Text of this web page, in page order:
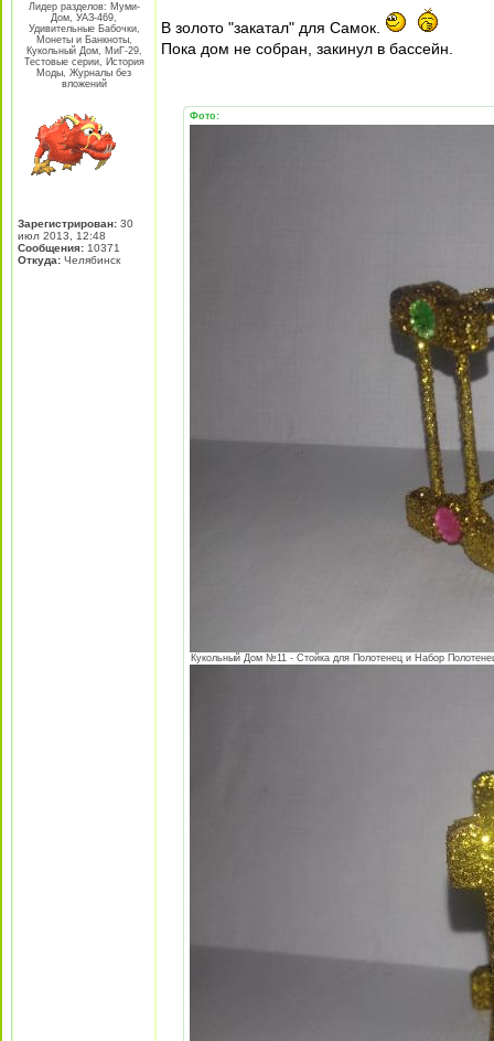
Лидер разделов: Муми-
Дом, УАЗ-469,
Удивительные Бабочки,
Монеты и Банкноты,
Кукольный Дом, МиГ-29,
Тестовые серии, История
Моды, Журналы без
вложений
Зарегистрирован: 30
июл 2013, 12:48
Сообщения: 10371
Откуда: Челябинск
В золото "закатал" для Самок.
Пока дом не собран, закинул в бассейн.
Фото:
Кукольный Дом №11 - Стойка для Полотенец и Набор